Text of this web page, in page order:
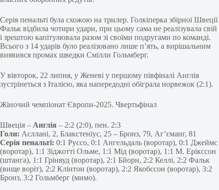
Серія пенальті була схожою на трилер. Голкіперка збірної Швеції
Фальк відбила чотири удари, при цьому сама не реалізувала свій
і зрештою капітулювала разом зі своїми подругами по команді.
Всього з 14 ударів було реалізовано лише п’ять, а вирішальним
виявився промах шведки Смілли Гольмберг.
У вівторок, 22 липня, у Женеві у першому півфіналі Англія
зустрінеться з Італією, яка напередодні обіграла норвежок (2:1).
Жіночий чемпіонат Європи-2025. Чвертьфінал
Швеція – Англія – 2:2 (2:0), пен. 2:3
Голи: Асллані, 2, Блакстеніус, 25 – Бронз, 79, Аг’єманг, 81
Серія пенальті: 0:1 Руссо, 0:1 Ангельдаль (воротар), 0:1 Джеймс
(воротар), 1:1 Зіджотті Ольме, 1:1 Мід (воротар), 1:1 М. Ерікссон
(штанга), 1:1 Грінвуд (воротар), 2:1 Бйорн, 2:2 Келлі, 2:2 Фальк
(вище воріт), 2:2 Клінтон (воротар), 2:2 Якобссон (воротар), 3:2
Бронз, 3:2 Гольмберг (мимо).